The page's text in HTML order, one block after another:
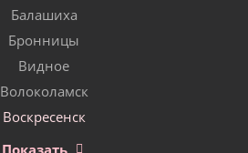
Балашиха
Бронницы
Видное
Волоколамск
Воскресенск